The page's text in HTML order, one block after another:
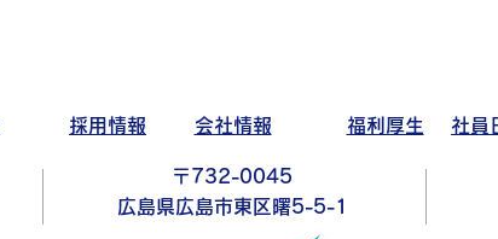
採用情報 会社情報 社員
福利厚生
〒732-0045
広島県広島市東区曙5-5-1